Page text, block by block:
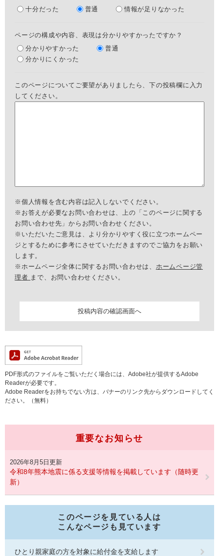
十分だった
普通 情報が足りなかった
ページの構成や内容、表現は分かりやすかったですか？
分かりやすかった
普通
分かりにくかった
このページについてご要望がありましたら、下の投稿欄に入力
してください。
※個人情報を含む内容は記入しないでください。
※お答えが必要なお問い合わせは、上の「このページに関する
お問い合わせ先」からお問い合わせください。
※いただいたご意見は、より分かりやすく役に立つホームペー
ジとするために参考にさせていただきますのでご協力をお願い
します。
※ホームページ全体に関するお問い合わせは、 ホームページ管
理者 まで、お問い合わせください。
PDF形式のファイルをご覧いただく場合には、Adobe社が提供するAdobe
Readerが必要です。
Adobe Readerをお持ちでない方は、バナーのリンク先からダウンロードしてく
ださい。（無料）
重要なお知らせ
2026年8月5日更新
令和8年熊本地震に係る支援等情報を掲載しています（随時更
新）
このページを見ている人は
こんなページも見ています
ひとり親家庭の方を対象に給付金を支給します